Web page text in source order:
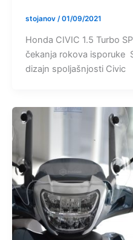
stojanov /01/09/2021
Honda CIVIC 1.5 Turbo
čekanja rokova isporuke
dizajn spoljašnjosti Civic